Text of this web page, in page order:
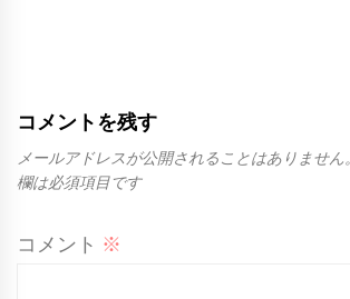
コメントを残す
メールアドレスが公開されることはありません。
欄は必須項目です
コメント ※